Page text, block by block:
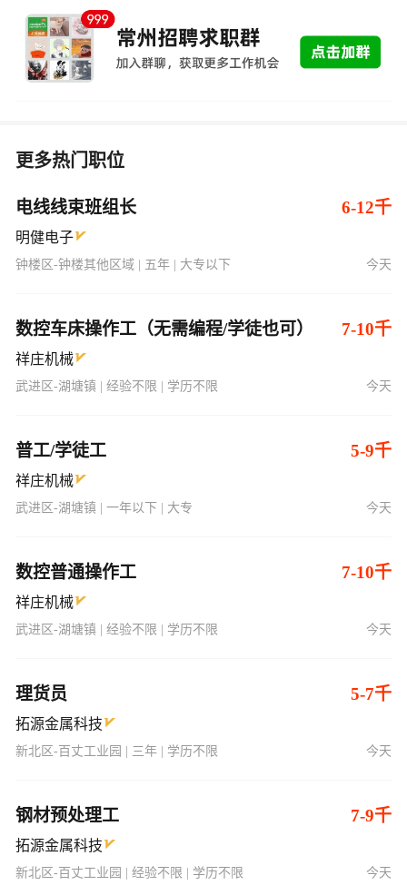
更多热门职位
电线线束班组长 6-12千
明健电子
钟楼区-钟楼其他区域 | 五年 | 大专以下 今天
数控车床操作工（无需编程/学徒也可） 7-10千
祥庄机械
武进区-湖塘镇 | 经验不限 | 学历不限 今天
普工/学徒工 5-9千
祥庄机械
武进区-湖塘镇 | 一年以下 | 大专 今天
数控普通操作工 7-10千
祥庄机械
武进区-湖塘镇 | 经验不限 | 学历不限 今天
理货员 5-7千
拓源金属科技
新北区-百丈工业园 | 三年 | 学历不限 今天
钢材预处理工 7-9千
拓源金属科技
新北区-百丈工业园 | 经验不限 | 学历不限 今天